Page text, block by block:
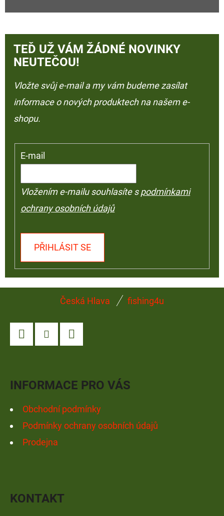
TEĎ UŽ VÁM ŽÁDNÉ NOVINKY
NEUTEČOU!
Vložte svůj e-mail a my vám budeme zasílat
informace o nových produktech na našem e-
shopu.
E-mail
Vložením e-mailu souhlasíte spodmínkami
ochrany osobních údajů
PŘIHLÁSIT SE
Česká Hlava fishing4u
INFORMACE PRO VÁS
Obchodní podmínky
Podmínky ochrany osobních údajů
Prodejna
KONTAKT